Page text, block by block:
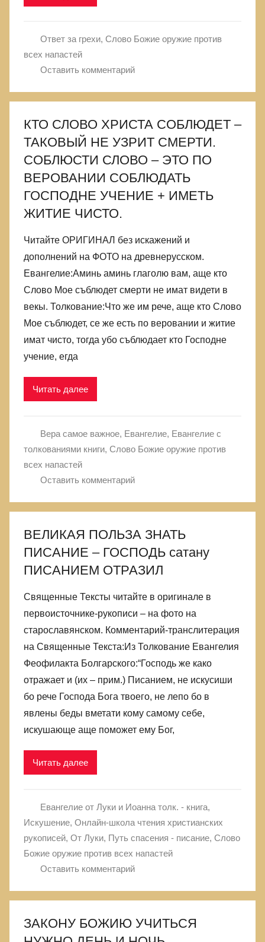
Ответ за грехи, Слово Божие оружие против
всех напастей
Оставить комментарий
КТО СЛОВО ХРИСТА СОБЛЮДЕТ –
ТАКОВЫЙ НЕ УЗРИТ СМЕРТИ.
СОБЛЮСТИ СЛОВО – ЭТО ПО
ВЕРОВАНИИ СОБЛЮДАТЬ
ГОСПОДНЕ УЧЕНИЕ + ИМЕТЬ
ЖИТИЕ ЧИСТО.
Читайте ОРИГИНАЛ без искажений и
дополнений на ФОТО на древнерусском.
Евангелие:Аминь аминь глаголю вам, аще кто
Слово Мое съблюдет смерти не имат видети в
векы. Толкование:Что же им рече, аще кто Слово
Мое съблюдет, се же есть по веровании и житие
имат чисто, тогда убо съблюдает кто Господне
учение, егда
Читать далее
Вера самое важное, Евангелие, Евангелие с
толкованиями книги, Слово Божие оружие против
всех напастей
Оставить комментарий
ВЕЛИКАЯ ПОЛЬЗА ЗНАТЬ
ПИСАНИЕ – ГОСПОДЬ сатану
ПИСАНИЕМ ОТРАЗИЛ
Священные Тексты читайте в оригинале в
первоисточнике-рукописи – на фото на
старославянском. Комментарий-транслитерация
на Священные Текста:Из Толкование Евангелия
Феофилакта Болгарского:“Господь же како
отражает и (их – прим.) Писанием, не искусиши
бо рече Господа Бога твоего, не лепо бо в
явлены беды вметати кому самому себе,
искушающе аще поможет ему Бог,
Читать далее
Евангелие от Луки и Иоанна толк. - книга,
Искушение, Онлайн-школа чтения христианских
рукописей, От Луки, Путь спасения - писание, Слово
Божие оружие против всех напастей
Оставить комментарий
ЗАКОНУ БОЖИЮ УЧИТЬСЯ